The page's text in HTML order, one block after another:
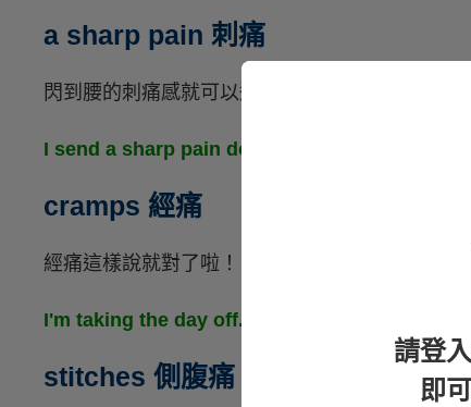
a sharp pain 刺痛
閃到腰的刺痛感就可以這樣說～
I send a sharp pain down my arm. 我的手臂一
cramps 經痛
經痛這樣說就對了啦！
I'm taking the day off. My cramps are killing
stitches 側腹痛（跑步時）
請登
即